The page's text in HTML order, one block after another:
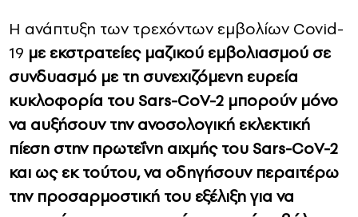
Η ανάπτυξη των τρεχόντων εμβολίων Covid-
19 με εκστρατείες μαζικού εμβολιασμού σε
συνδυασμό με τη συνεχιζόμενη ευρεία
κυκλοφορία του Sars-CoV-2 μπορούν μόνο
να αυξήσουν την ανοσολογική εκλεκτική
πίεση στην πρωτεΐνη αιχμής του Sars-CoV-2
και ως εκ τούτου, να οδηγήσουν περαιτέρω
την προσαρμοστική του εξέλιξη για να